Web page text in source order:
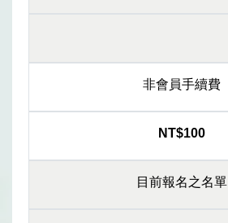
非會員手續費
NT$100
目前報名之名單